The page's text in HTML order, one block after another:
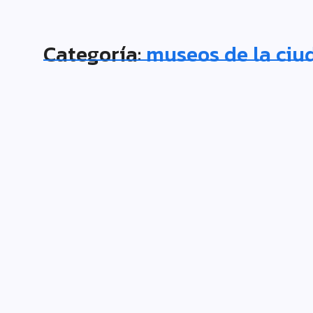
Categoría:museos de la